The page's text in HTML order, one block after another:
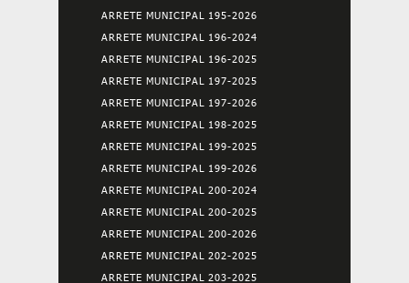
ARRETE MUNICIPAL 195-2026
ARRETE MUNICIPAL 196-2024
ARRETE MUNICIPAL 196-2025
ARRETE MUNICIPAL 197-2025
ARRETE MUNICIPAL 197-2026
ARRETE MUNICIPAL 198-2025
ARRETE MUNICIPAL 199-2025
ARRETE MUNICIPAL 199-2026
ARRETE MUNICIPAL 200-2024
ARRETE MUNICIPAL 200-2025
ARRETE MUNICIPAL 200-2026
ARRETE MUNICIPAL 202-2025
ARRETE MUNICIPAL 203-2025